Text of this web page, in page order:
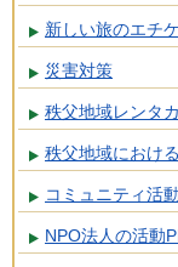
新しい旅のエチ
災害対策
秩父地域レンタ
秩父地域におけ
コミュニティ活
NPO法人の活動